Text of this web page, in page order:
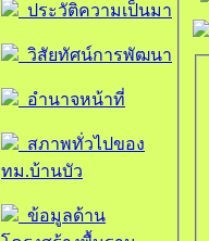
ประวัติความเป็นมา
วิสัยทัศน์การพัฒนา
อำนาจหน้าที่
สภาพทั่วไปของ
ทม.บ้านบัว
ข้อมูลด้าน